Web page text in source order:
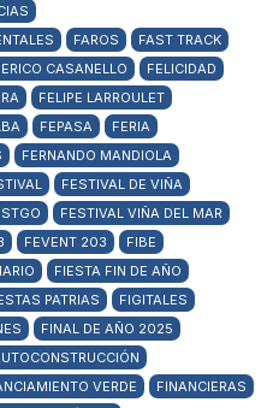
FAROS
FAST TRACK
CASANELLO
FELICIDAD
FELIPE LARROULET
FEPASA
FERIA
FERNANDO MANDIOLA
FESTIVAL DE VIÑA
FESTIVAL VIÑA DEL MAR
FEVENT 203
FIBE
FIESTA FIN DE AÑO
PATRIAS
FIGITALES
FINAL DE AÑO 2025
VERDE
FINANCIERAS